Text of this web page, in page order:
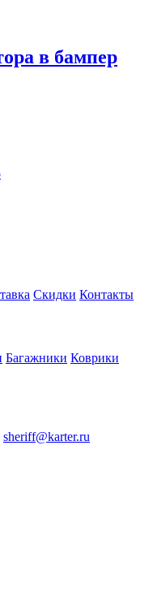
в бампер
Скидки Контакты
Багажники Коврики
sheriff@karter.ru